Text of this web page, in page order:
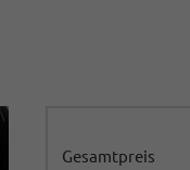
Gesamtpreis